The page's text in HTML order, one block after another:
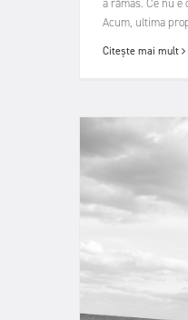
a rămas. Ce nu
Acum, ultima
Citește mai mult